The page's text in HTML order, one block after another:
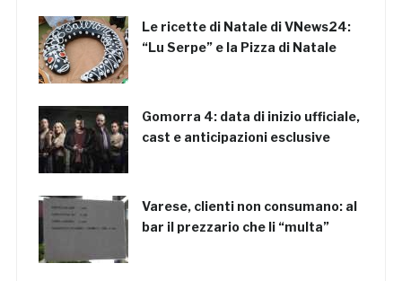
Le ricette di Natale di VNews24:
“Lu Serpe” e la Pizza di Natale
Gomorra 4: data di inizio ufficiale,
cast e anticipazioni esclusive
Varese, clienti non consumano: al
bar il prezzario che li “multa”